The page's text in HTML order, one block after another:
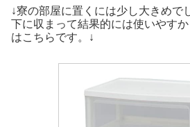
↓寮の部屋に置くには少し大きめで
下に収まって結果的には使いやす
はこちらです。↓